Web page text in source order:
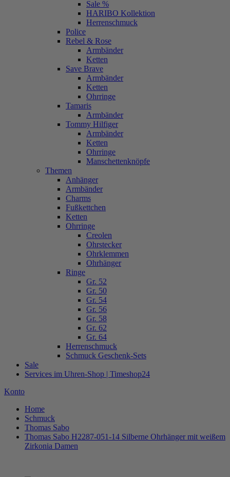
Sale %
HARIBO Kollektion
Herrenschmuck
Police
Rebel & Rose
Armbänder
Ketten
Save Brave
Armbänder
Ketten
Ohrringe
Tamaris
Armbänder
Tommy Hilfiger
Armbänder
Ketten
Ohrringe
Manschettenknöpfe
Themen
Anhänger
Armbänder
Charms
Fußkettchen
Ketten
Ohrringe
Creolen
Ohrstecker
Ohrklemmen
Ohrhänger
Ringe
Gr. 52
Gr. 50
Gr. 54
Gr. 56
Gr. 58
Gr. 62
Gr. 64
Herrenschmuck
Schmuck Geschenk-Sets
Sale
Services im Uhren-Shop | Timeshop24
Konto
Home
Schmuck
Thomas Sabo
Thomas Sabo H2287-051-14 Silberne Ohrhänger mit weißem
Zirkonia Damen